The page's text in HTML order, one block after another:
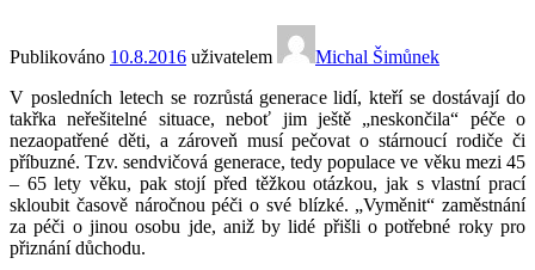
Publikováno 10.8.2016 uživatelem
Michal Šimůnek
V posledních letech se rozrůstá generace lidí, kteří se dostávají do
takřka neřešitelné situace, neboť jim ještě „neskončila“ péče o
nezaopatřené děti, a zároveň musí pečovat o stárnoucí rodiče či
příbuzné. Tzv. sendvičová generace, tedy populace ve věku mezi 45
– 65 lety věku, pak stojí před těžkou otázkou, jak s vlastní prací
skloubit časově náročnou péči o své blízké. „Vyměnit“ zaměstnání
za péči o jinou osobu jde, aniž by lidé přišli o potřebné roky pro
přiznání důchodu.